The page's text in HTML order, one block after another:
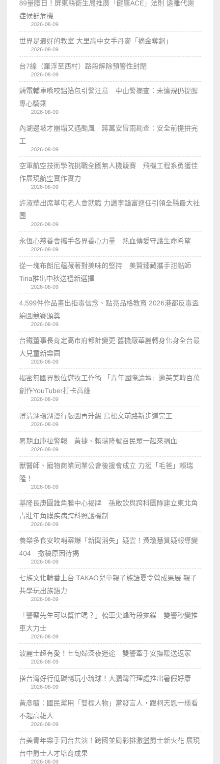
89量腰日！屏東縣衛生局推廣「健康ACE」法則 遠離代謝
症候群危機
2026-08-09
世界是最好的教室 大里高中女手丹麥「摘金奪銅」
2026-08-09
台7線（羅浮至西村）路段解除預警性封閉
2026-08-09
騎電輔車嘴咬鋁箔包引警注意 中山警攔查：未違規仍提醒
專心騎乘
2026-08-09
內湖邊坡才崩塌又遇颱風 蔣萬安冒雨勘查：安全前提拚完
工
2026-08-09
空軍航空技術學院挑戰全國無人機競賽 飛機工程系勇獲佳
作展現航空實作實力
2026-08-09
許淑華出席草屯老人會就職 力讚李鎗富連任引領全縣最大社
團
2026-08-09
永恆心慈善會攜手各界善心力量 熱血傳愛守護生命希望
2026-08-09
從一塊布朗尼蘊藏著對美味的堅持 美贊臻藏攜手甜點師
Tina推出中秋送禮新選擇
2026-08-09
4,599件作品畫出拒毒信念、點亮品格教育 2026港都反毒盃
繪圖競賽頒獎
2026-08-09
台鐵董事長肯定高市府都計變更 舊機廠華麗轉身化身全台最
大兒童新樂園
2026-08-09
揭密無國界數位遊牧工作術 「青年國際論壇」邀英美韓百萬
創作YouTuber打卡高雄
2026-08-09
澄清湖環湖漫行版圖再升級 鳥松文前路新步道完工
2026-08-09
暑期血庫拉警報 黃捷、賴瑞隆號召民眾一起來捐血
2026-08-09
獸醫師、寵物商業同業公會後援會成立 力挺「毛爸」賴瑞
隆！
2026-08-09
基隆長庚圓錐角膜中心揭牌 孫啟欽與跨科團隊建立東北角
青壯年角膜疾病跨科照護機制
2026-08-09
養樂多食安吹哨案爆「新聞消失」疑雲！黃瓊慧質疑報導變
404 撤稿原因待揭
2026-08-09
七族文化輪番上台 TAKAO兒童親子族語夏令營成果展 親子
共學玩出族語力
2026-08-09
「警察先生可以幫忙嗎？」轎車尖峰時段拋錨 雙警秒變推
車大力士
2026-08-09
波麗士超有愛！七旬婦深夜迷途 雙警牽手安撫暖送返家
2026-08-09
搭台灣好行低碳暢玩小琉球！大鵬灣管理處推出暑假好康
2026-08-09
黃彥毓：國民黨用「雙標人物」當發言人，跟柯志恩一樣看
不起高雄人
2026-08-09
台美青年樂手同台共演！跨國並肩彩排激盪爵士新火花 展現
台中爵士人才培育成果
2026-08-09